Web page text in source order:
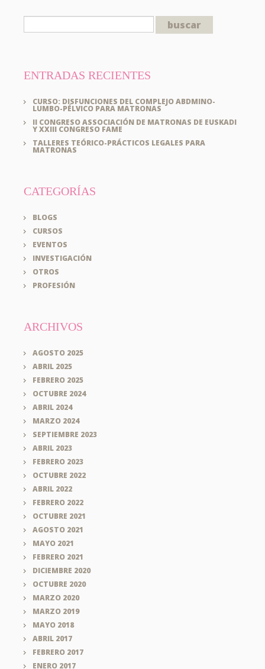
ENTRADAS RECIENTES
CURSO: DISFUNCIONES DEL COMPLEJO ABDMINO-
LUMBO-PÉLVICO PARA MATRONAS
II CONGRESO ASSOCIACIÓN DE MATRONAS DE EUSKADI
Y XXIII CONGRESO FAME
TALLERES TEÓRICO-PRÁCTICOS LEGALES PARA
MATRONAS
CATEGORÍAS
BLOGS
CURSOS
EVENTOS
INVESTIGACIÓN
OTROS
PROFESIÓN
ARCHIVOS
AGOSTO 2025
ABRIL 2025
FEBRERO 2025
OCTUBRE 2024
ABRIL 2024
MARZO 2024
SEPTIEMBRE 2023
ABRIL 2023
FEBRERO 2023
OCTUBRE 2022
ABRIL 2022
FEBRERO 2022
OCTUBRE 2021
AGOSTO 2021
MAYO 2021
FEBRERO 2021
DICIEMBRE 2020
OCTUBRE 2020
MARZO 2020
MARZO 2019
MAYO 2018
ABRIL 2017
FEBRERO 2017
ENERO 2017